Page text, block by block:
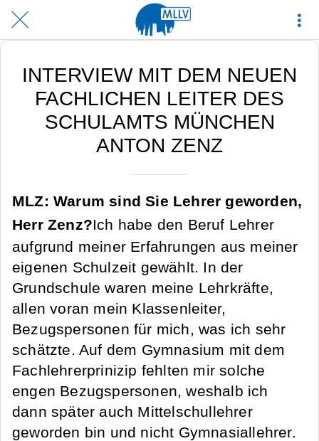
INTERVIEW MIT DEM NEUEN
FACHLICHEN LEITER DES
SCHULAMTS MÜNCHEN
ANTON ZENZ
MLZ: Warum sind Sie Lehrer geworden,
Herr Zenz?Ich habe den Beruf Lehrer
aufgrund meiner Erfahrungen aus meiner
eigenen Schulzeit gewählt. In der
Grundschule waren meine Lehrkräfte,
allen voran mein Klassenleiter,
Bezugspersonen für mich, was ich sehr
schätzte. Auf dem Gymnasium mit dem
Fachlehrerprinizip fehlten mir solche
engen Bezugspersonen, weshalb ich
dann später auch Mittelschullehrer
geworden bin und nicht Gymnasiallehrer.